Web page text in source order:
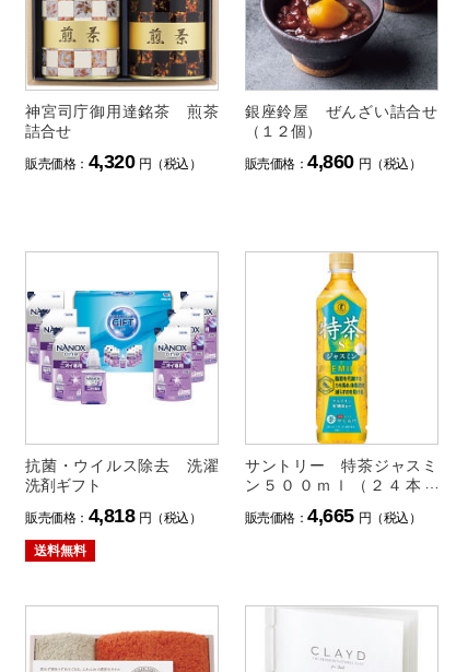
神宮司庁御用達銘茶 煎茶
詰合せ
販売価格： 4,320 円（税込）
銀座鈴屋 ぜんざい詰合せ
（１２個）
販売価格：4,860 円（税込）
抗菌・ウイルス除去 洗濯
洗剤ギフト
販売価格： 4,818 円（税込）
送料無料
サントリー 特茶ジャスミ
ン５００ｍｌ（２４本）
販売価格：4,665 円（税込）